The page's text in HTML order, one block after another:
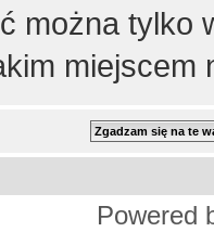
można tylko
miejscem
Powered